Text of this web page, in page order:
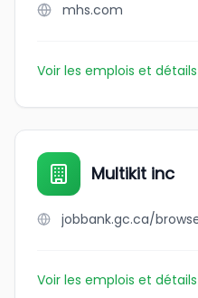
mhs.com
Voir les emplois et détails
Multikit inc
Voir les emplois et détails